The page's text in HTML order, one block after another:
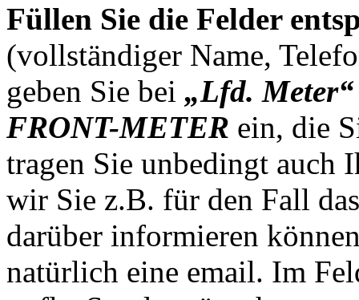
Füllen Sie die Felder
(vollständiger Name,
geben Sie bei „Lfd. Meter“
FRONT-METER ein, die
tragen Sie unbedingt auch
wir Sie z.B. für den Fall
darüber informieren
natürlich eine email. Im